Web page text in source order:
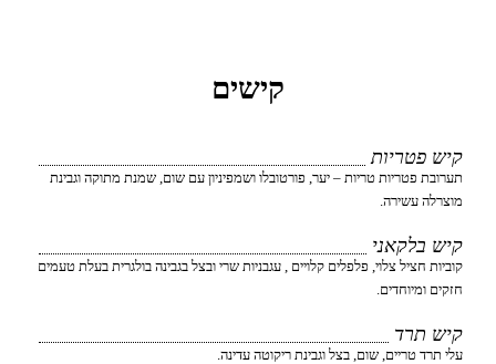
קישים
קיש פטריות
תערובת פטריות טריות – יער, פורטובלו ושמפיניון עם שום, שמנת מתוקה וגבינת
מוצרלה עשירה.
קיש בלקאני
קוביות חציל צלוי, פלפלים קלויים , עגבניות שרי ובצל בגבינה בולגרית בעלת טעמים
חזקים ומיוחדים.
קיש תרד
עלי תרד טריים, שום, בצל וגבינת ריקוטה עדינה.